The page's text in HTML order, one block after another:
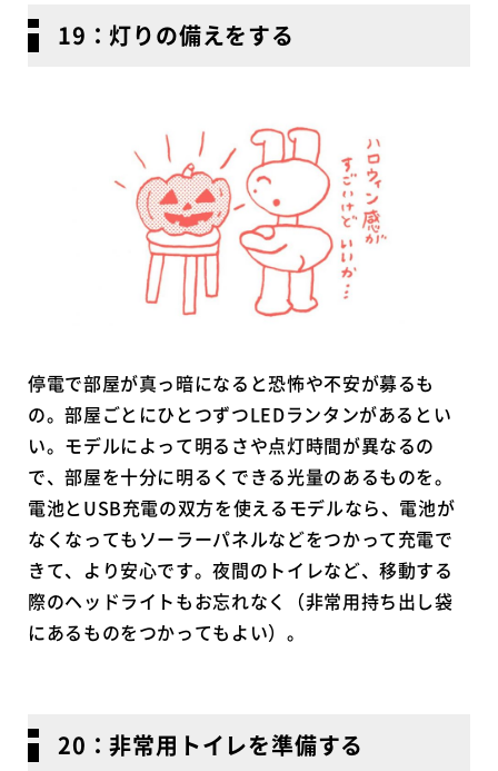
19：灯りの備えをする
停電で部屋が真っ暗になると恐怖や不安が募るも
の。部屋ごとにひとつずつLEDランタンがあるとい
い。モデルによって明るさや点灯時間が異なるの
で、部屋を十分に明るくできる光量のあるものを。
電池とUSB充電の双方を使えるモデルなら、電池が
なくなってもソーラーパネルなどをつかって充電で
きて、より安心です。夜間のトイレなど、移動する
際のヘッドライトもお忘れなく（非常用持ち出し袋
にあるものをつかってもよい）。
20：非常用トイレを準備する